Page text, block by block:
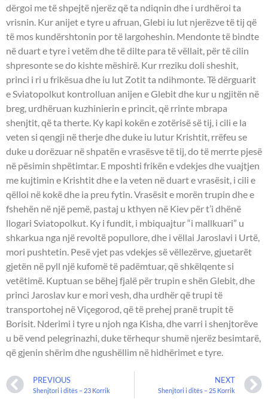
dërgoi me të shpejtë njerëz që ta ndiqnin dhe i urdhëroi ta
vrisnin. Kur anijet e tyre u afruan, Glebi iu lut njerëzve të tij që
të mos kundërshtonin por të largoheshin. Mendonte të bindte
në duart e tyre i vetëm dhe të dilte para të vëllait, për të cilin
shpresonte se do kishte mëshirë. Kur rreziku doli sheshit,
princi i ri u frikësua dhe iu lut Zotit ta ndihmonte. Të dërguarit
e Sviatopolkut kontrolluan anijen e Glebit dhe kur u ngjitën në
breg, urdhëruan kuzhinierin e princit, që rrinte mbrapa
shenjtit, që ta therte. Ky kapi kokën e zotërisë së tij, i cili e la
veten si qengji në therje dhe duke iu lutur Krishtit, rrëfeu se
duke u dorëzuar në shpatën e vrasësve të tij, do të merrte pjesë
në pësimin shpëtimtar. E mposhti frikën e vdekjes dhe vuajtjen
me kujtimin e Krishtit dhe e la veten në duart e vrasësit, i cili e
qëlloi në kokë dhe ia preu fytin. Vrasësit e morën trupin dhe e
fshehën në një pemë, pastaj u kthyen në Kiev për t’i dhënë
llogari Sviatopolkut. Ky i fundit, i mbiquajtur “i mallkuari” u
shkarkua nga një revoltë popullore, dhe i vëllai Jaroslavi i Urtë,
mori pushtetin. Pesë vjet pas vdekjes së vëllezërve, gjuetarët
gjetën në pyll një kufomë të padëmtuar, që shkëlqente si
vetëtimë. Kuptuan se bëhej fjalë për trupin e shën Glebit, dhe
princi Jaroslav kur e mori vesh, dha urdhër që trupi të
transportohej në Viçegorod, që të prehej pranë trupit të
Borisit. Nderimi i tyre u njoh nga Kisha, dhe varri i shenjtorëve
u bë vend pelegrinazhi, duke tërhequr shumë njerëz besimtarë,
që gjenin shërim dhe ngushëllim në hidhërimet e tyre.
PREVIOUS
Shenjtori i ditës – 23 Korrik
NEXT
Shenjtori i ditës – 25 Korrik